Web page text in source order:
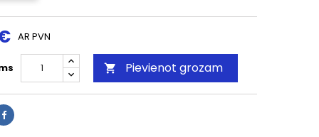
AR PVN
 Pievienot grozam